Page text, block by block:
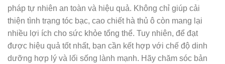
pháp tự nhiên an toàn và hiệu quả. Không chỉ giúp cải
thiện tình trạng tóc bạc, cao chiết hà thủ ô còn mang lại
nhiều lợi ích cho sức khỏe tổng thể. Tuy nhiên, để đạt
được hiệu quả tốt nhất, bạn cần kết hợp với chế độ dinh
dưỡng hợp lý và lối sống lành mạnh. Hãy chăm sóc bản